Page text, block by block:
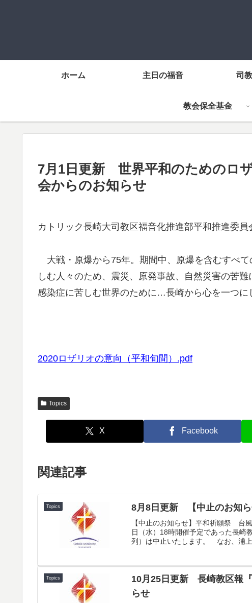
ホーム 主日の福音 司
教会保全基金
7月1日更新 世界平和のためのロ
会からのお知らせ
カトリック長崎大司教区福音化推進部平和推進委
大戦・原爆から75年。期間中、原爆を含むすべ
しむ人々のため、震災、原発事故、自然災害の苦
感染症に苦しむ世界のために…長崎から心を一つに
2020ロザリオの意向（平和旬間）.pdf
Topics
X Facebook
関連記事
Topics 8月8日更新 【中止のお知
【中止のお知らせ】平和祈願祭 台
日（水）18時開催予定であった長崎
列）は中止いたします。 なお、浦上
Topics
10月25日更新 長崎教区報
らせ